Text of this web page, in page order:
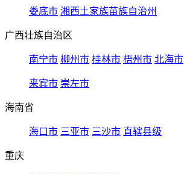
娄底市 湘西土家族苗族自治州
广西壮族自治区
南宁市 柳州市 桂林市 梧州市 北海市
来宾市 崇左市
海南省
海口市 三亚市 三沙市 直辖县级
重庆